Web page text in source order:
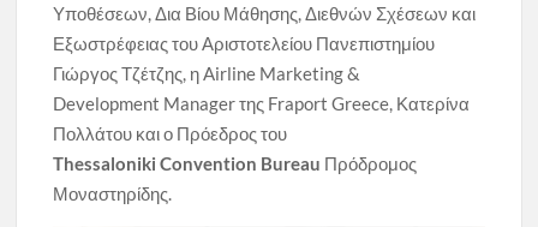
Υποθέσεων, Δια Βίου Μάθησης, Διεθνών Σχέσεων και
Εξωστρέφειας του Αριστοτελείου Πανεπιστημίου
Γιώργος Τζέτζης, η Airline Marketing &
Development Manager της Fraport Greece, Κατερίνα
Πολλάτου και ο Πρόεδρος του
Thessaloniki Convention Bureau Πρόδρομος
Μοναστηρίδης.